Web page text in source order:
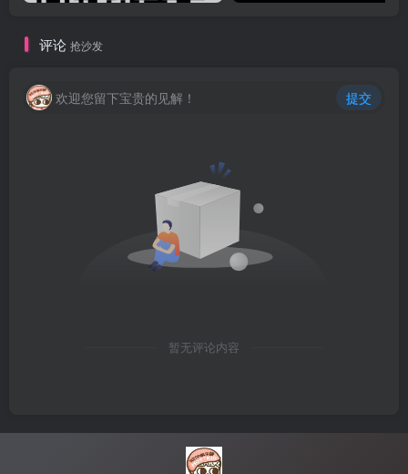
评论 抢沙发
欢迎您留下宝贵的见解！ 提交
暂无评论内容